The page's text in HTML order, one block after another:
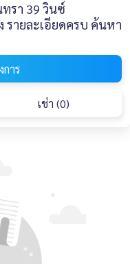
รา 39 วินซ์
รายละเอียดครบ ค้นหา
การ
เช่า (0)